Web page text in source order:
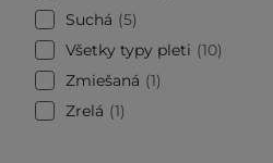
Suchá
5
Všetky typy pleti
10
Zmiešaná
1
Zrelá
1